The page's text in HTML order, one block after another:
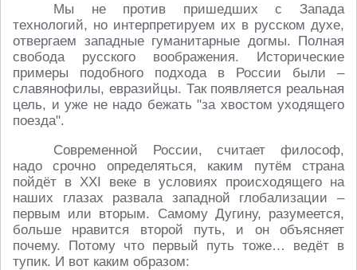
Мы не против пришедших с Запада
технологий, но интерпретируем их в русском духе,
отвергаем западные гуманитарные догмы. Полная
свобода русского воображения. Исторические
примеры подобного подхода в России были –
славянофилы, евразийцы. Так появляется реальная
цель, и уже не надо бежать "за хвостом уходящего
поезда".
Современной России, считает философ,
надо срочно определяться, каким путём страна
пойдёт в XXI веке в условиях происходящего на
наших глазах развала западной глобализации –
первым или вторым. Самому Дугину, разумеется,
больше нравится второй путь, и он объясняет
почему. Потому что первый путь тоже… ведёт в
тупик. И вот каким образом: